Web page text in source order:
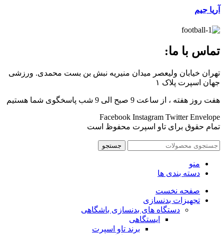
آریا جیم
تماس با ما:
تهران خیابان ولیعصر میدان منیریه نبش بن بست محمدی. ورزشی
جهان اسپرت پلاک ۱
هفت روز هفته ، از ساعت 9 صبح الی 9 شب پاسخگوی شما هستیم
Facebook Instagram Twitter Envelope
تمام حقوق برای تاو اسپرت محفوظ است
جستجو
منو
دسته بندی ها
صفحه نخست
تجهیزات بدنسازی
دستگاه های بدنسازی باشگاهی
ایستگاهی
برند تاو اسپرت